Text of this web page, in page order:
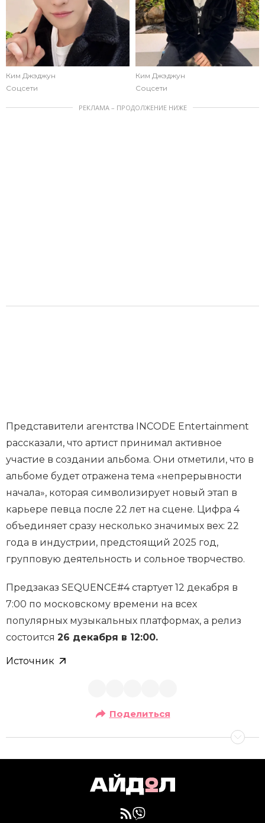
Ким Джэджун
Соцсети
Ким Джэджун
Соцсети
РЕКЛАМА – ПРОДОЛЖЕНИЕ НИЖЕ
Представители агентства INCODE Entertainment
рассказали, что артист принимал активное
участие в создании альбома. Они отметили, что в
альбоме будет отражена тема «непрерывности
начала», которая символизирует новый этап в
карьере певца после 22 лет на сцене. Цифра 4
объединяет сразу несколько значимых вех: 22
года в индустрии, предстоящий 2025 год,
групповую деятельность и сольное творчество.
Предзаказ SEQUENCE#4 стартует 12 декабря в
7:00 по московскому времени на всех
популярных музыкальных платформах, а релиз
состоится 26 декабря в 12:00.
Источник
Поделиться